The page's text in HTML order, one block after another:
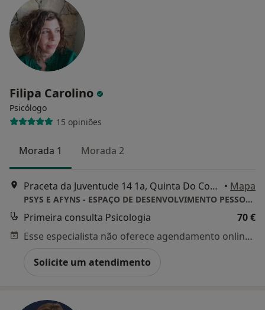
Filipa Carolino
Psicólogo
15 opiniões
Morada 1 Morada 2
Praceta da Juventude 14 1a, Quinta Do Conde • Mapa
PSYS E AFYNS - ESPAÇO DE DESENVOLVIMENTO PESSOAL FAMILIAR E SOCIAL UNIPESSOAL LDA
Primeira consulta Psicologia
70 €
Esse especialista não oferece agendamento online para esse endereço.
Solicite um atendimento